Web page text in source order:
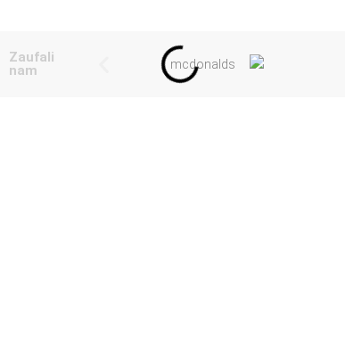
Zaufali
nam